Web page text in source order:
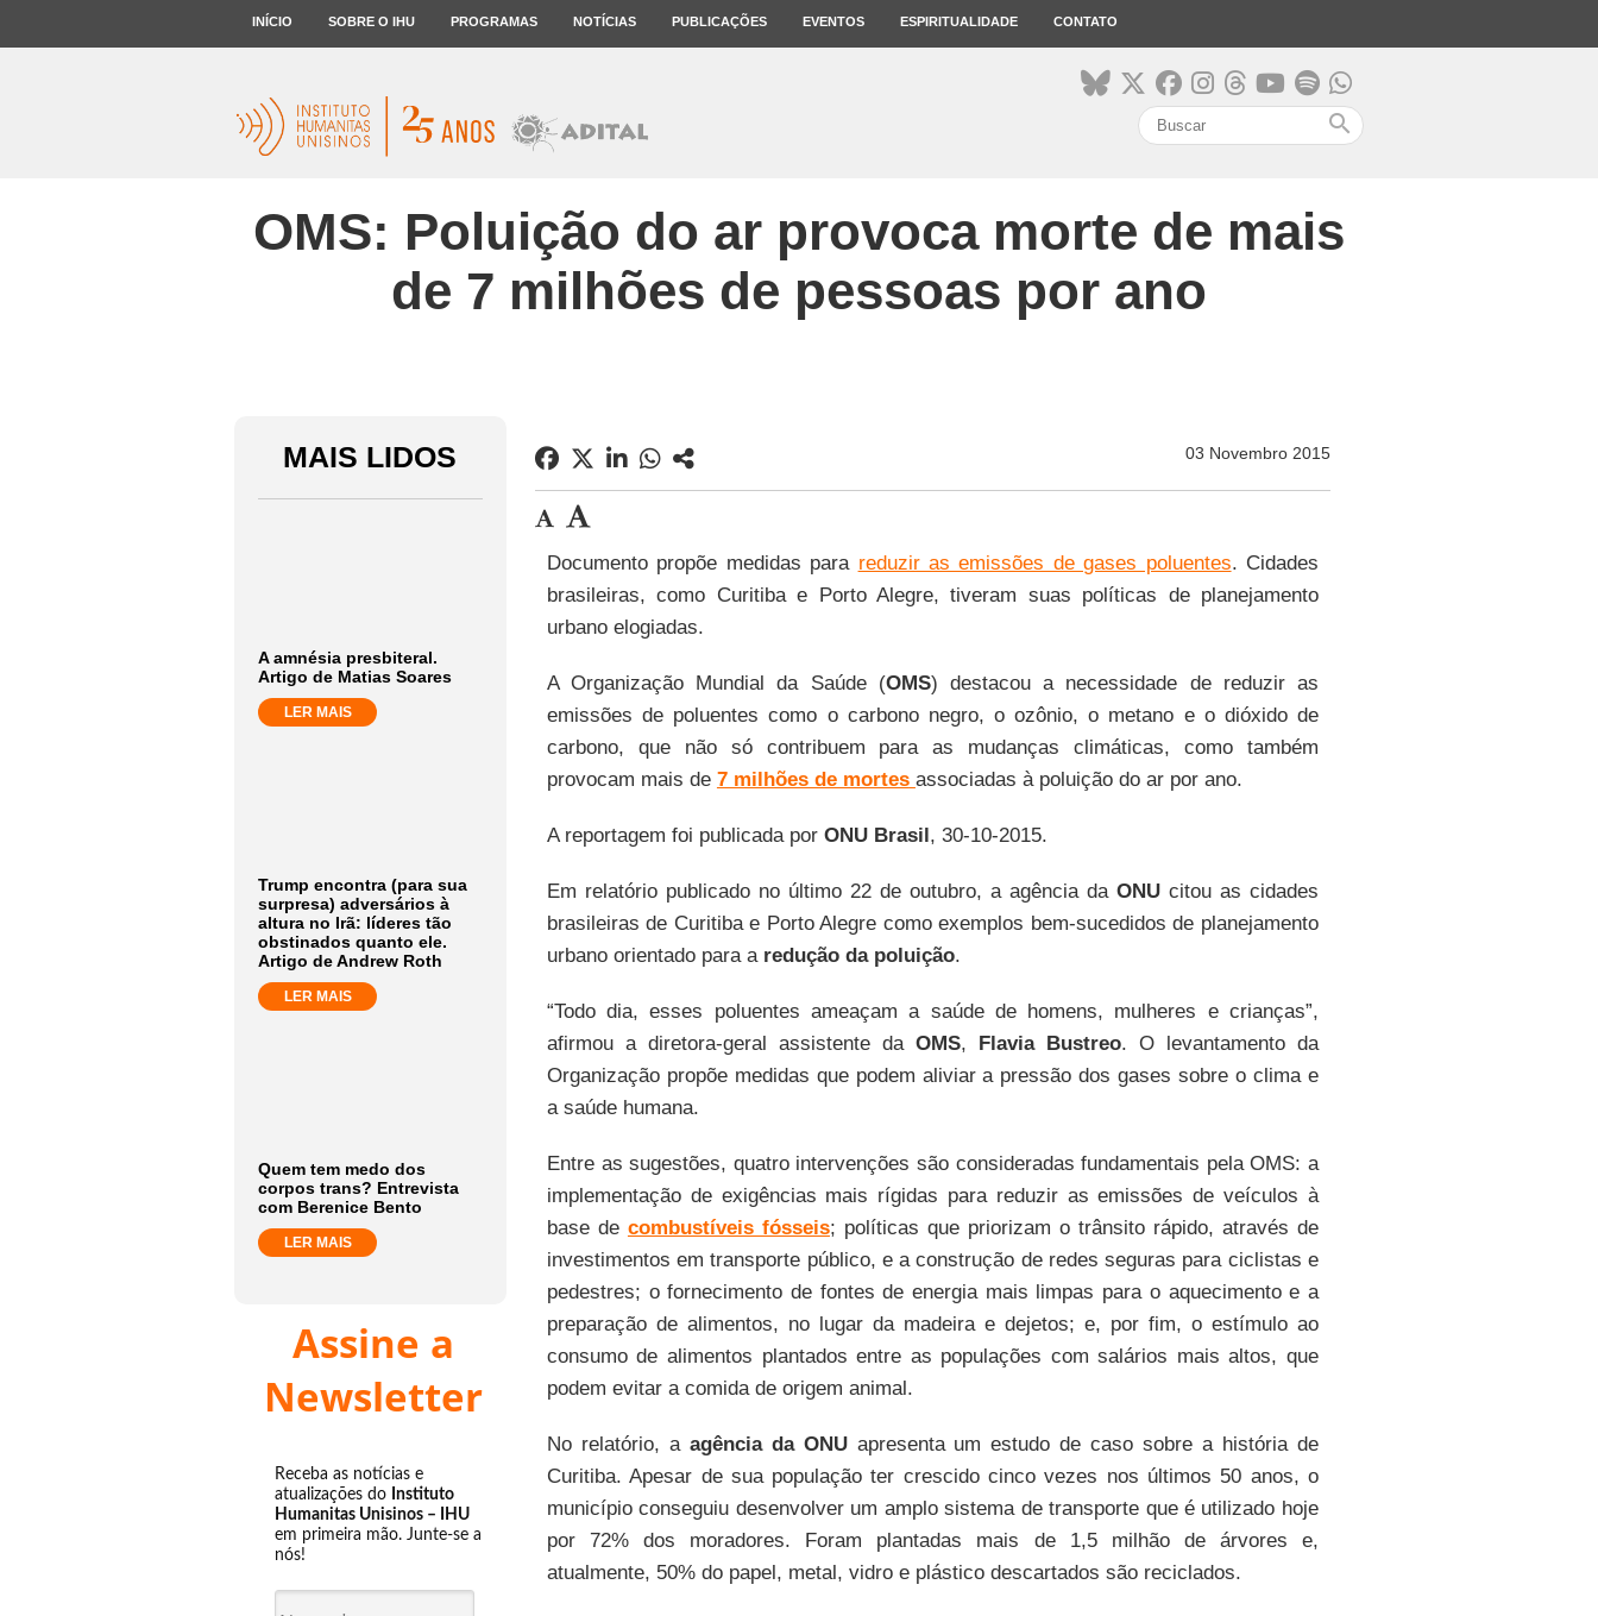
INÍCIO SOBRE O IHU PROGRAMAS NOTÍCIAS PUBLICAÇÕES EVENTOS ESPIRITUALIDADE CONTATO
search
OMS: Poluição do ar provoca morte de mais
de 7 milhões de pessoas por ano
MAIS LIDOS
A amnésia presbiteral.
Artigo de Matias Soares
LER MAIS
Trump encontra (para sua
surpresa) adversários à
altura no Irã: líderes tão
obstinados quanto ele.
Artigo de Andrew Roth
LER MAIS
Quem tem medo dos
corpos trans? Entrevista
com Berenice Bento
LER MAIS
Assine a
Newsletter
Receba as notícias e
atualizações do Instituto
Humanitas Unisinos – IHU
em primeira mão. Junte-se a
nós!
03 Novembro 2015
Documento propõe medidas para reduzir as emissões de gases poluentes. Cidades
brasileiras, como Curitiba e Porto Alegre, tiveram suas políticas de planejamento
urbano elogiadas.
A Organização Mundial da Saúde (OMS) destacou a necessidade de reduzir as
emissões de poluentes como o carbono negro, o ozônio, o metano e o dióxido de
carbono, que não só contribuem para as mudanças climáticas, como também
provocam mais de 7 milhões de mortes associadas à poluição do ar por ano.
A reportagem foi publicada por ONU Brasil, 30-10-2015.
Em relatório publicado no último 22 de outubro, a agência da ONUcitou as cidades
brasileiras de Curitiba e Porto Alegre como exemplos bem-sucedidos de planejamento
urbano orientado para a redução da poluição.
“Todo dia, esses poluentes ameaçam a saúde de homens, mulheres e crianças”,
afirmou a diretora-geral assistente da OMS, Flavia Bustreo. O levantamento da
Organização propõe medidas que podem aliviar a pressão dos gases sobre o clima e
a saúde humana.
Entre as sugestões, quatro intervenções são consideradas fundamentais pela OMS: a
implementação de exigências mais rígidas para reduzir as emissões de veículos à
base de combustíveis fósseis; políticas que priorizam o trânsito rápido, através de
investimentos em transporte público, e a construção de redes seguras para ciclistas e
pedestres; o fornecimento de fontes de energia mais limpas para o aquecimento e a
preparação de alimentos, no lugar da madeira e dejetos; e, por fim, o estímulo ao
consumo de alimentos plantados entre as populações com salários mais altos, que
podem evitar a comida de origem animal.
No relatório, a agência da ONUapresenta um estudo de caso sobre a história de
Curitiba. Apesar de sua população ter crescido cinco vezes nos últimos 50 anos, o
município conseguiu desenvolver um amplo sistema de transporte que é utilizado hoje
por 72% dos moradores. Foram plantadas mais de 1,5 milhão de árvores e,
atualmente, 50% do papel, metal, vidro e plástico descartados são reciclados.